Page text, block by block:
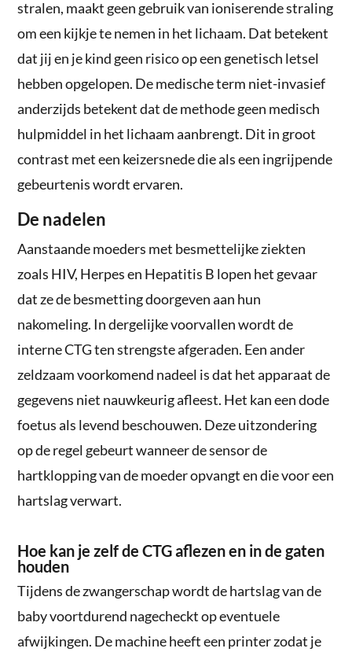
stralen, maakt geen gebruik van ioniserende straling
om een kijkje te nemen in het lichaam. Dat betekent
dat jij en je kind geen risico op een genetisch letsel
hebben opgelopen. De medische term niet-invasief
anderzijds betekent dat de methode geen medisch
hulpmiddel in het lichaam aanbrengt. Dit in groot
contrast met een keizersnede die als een ingrijpende
gebeurtenis wordt ervaren.
De nadelen
Aanstaande moeders met besmettelijke ziekten
zoals HIV, Herpes en Hepatitis B lopen het gevaar
dat ze de besmetting doorgeven aan hun
nakomeling. In dergelijke voorvallen wordt de
interne CTG ten strengste afgeraden. Een ander
zeldzaam voorkomend nadeel is dat het apparaat de
gegevens niet nauwkeurig afleest. Het kan een dode
foetus als levend beschouwen. Deze uitzondering
op de regel gebeurt wanneer de sensor de
hartklopping van de moeder opvangt en die voor een
hartslag verwart.
Hoe kan je zelf de CTG aflezen en in de gaten
houden
Tijdens de zwangerschap wordt de hartslag van de
baby voortdurend nagecheckt op eventuele
afwijkingen. De machine heeft een printer zodat je